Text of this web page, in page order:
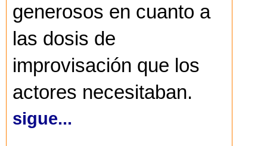
generosos en cuanto a
las dosis de
improvisación que los
actores necesitaban.
sigue...